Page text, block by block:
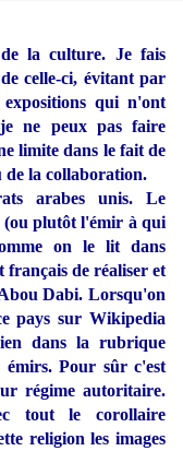
la culture. Je fais
celle-ci, évitant par
qui n'ont
ne peux pas faire
limite dans le fait de
de la collaboration.
arabes unis. Le
(ou plutôt l'émir à qui
on le lit dans
français de réaliser et
Dabi. Lorsqu'on
pays sur Wikipedia
dans la rubrique
émirs. Pour sûr c'est
régime autoritaire.
tout le corollaire
religion les images